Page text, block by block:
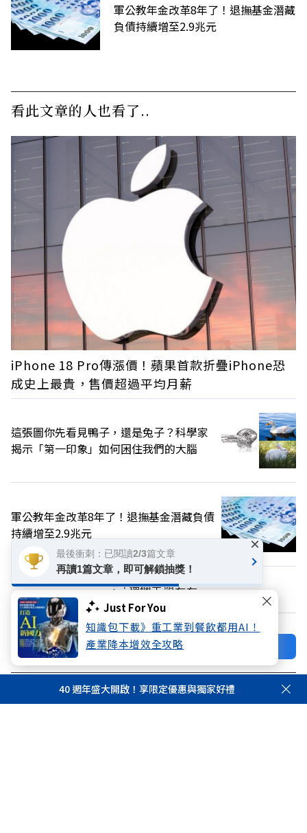
Just For You
知識包下載》重工業到餐飲都用AI！
產業降本增效全攻略
軍公教年金改革8年了！退撫基金潛藏
負債持續增至2.9兆元
看此文章的人也看了..
iPhone 18 Pro傳漲價！蘋果首款折疊iPhone恐
成史上最貴，售價超過平均月薪
這張圖你先看見鴨子，還是兔子？科學家
揭示「第一印象」如何困住我們的大腦
軍公教年金改革8年了！退撫基金潛藏負債
持續增至2.9兆元
換個主題看看
加好友
登入網站會員
40 週年盛大開啟！享限定優惠與獨家好禮
最後衝刺：已閱讀2/3篇文章
再讀1篇文章，即可解鎖抽獎！
×